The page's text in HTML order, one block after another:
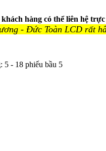
hàng có thể liên hệ
- Đức Toàn LCD rất
5 - 18 phiếu bầu 5